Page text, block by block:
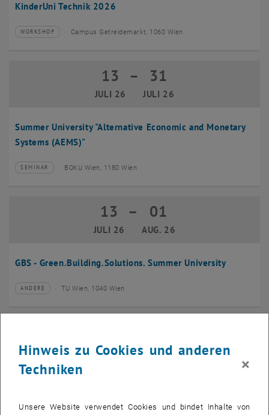
KinderUni Technik 2026
Veranstaltungstyp:
WORKSHOP
Veranstaltungsort:Campus Getreidemarkt, 1060 Wien
Summer University "Alternative Economic and Monetary
Systems (AEMS)"
13
JULI 26
13 Juli 2026 bis 31 Juli 2026
– 31
JULI 26
Veranstaltungstyp:
SEMINAR
Veranstaltungsort:BOKU Wien, 1180 Wien
GBS - Green.Building.Solutions. Summer University
13
JULI 26
13 Juli 2026 bis 01 August 2026
– 01
AUG. 26
Veranstaltungstyp:
ANDERE
Veranstaltungsort:TU Wien, 1040 Wien
JULI 26 JULI 26
Veranstaltungstyp:
KONFERENZ
Veranstaltungsort:TU Wien, 1040 Wien
Hinweis zu Cookies und anderen
Techniken
×
Unsere Website verwendet Cookies und bindet Inhalte von